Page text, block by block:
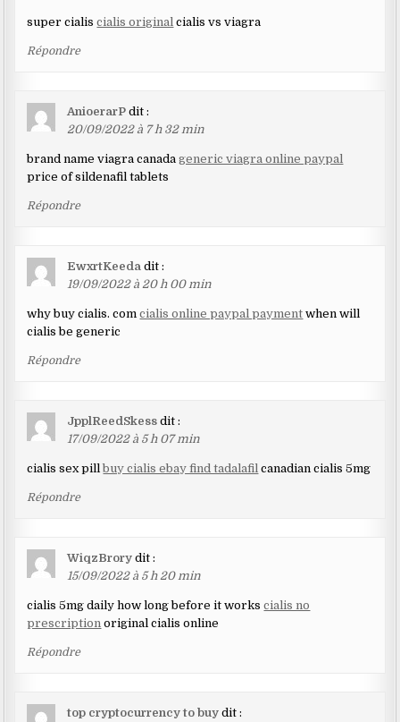
super cialiscialis original cialis vs viagra
Répondre
AnioerarP dit :
20/09/2022 à 7 h 32 min
brand name viagra canadageneric viagra online paypal
price of sildenafil tablets
Répondre
EwxrtKeeda dit :
19/09/2022 à 20 h 00 min
why buy cialis. comcialis online paypal payment when will
cialis be generic
Répondre
JpplReedSkess dit :
17/09/2022 à 5 h 07 min
cialis sex pillbuy cialis ebay find tadalafil canadian cialis 5mg
Répondre
WiqzBrory dit :
15/09/2022 à 5 h 20 min
cialis 5mg daily how long before it workscialis no
prescription original cialis online
Répondre
top cryptocurrency to buy dit :